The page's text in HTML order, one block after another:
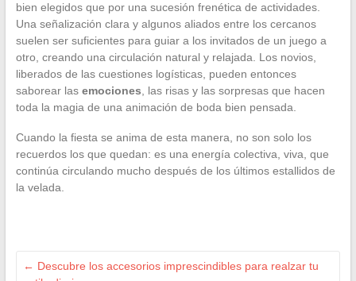
bien elegidos que por una sucesión frenética de actividades.
Una señalización clara y algunos aliados entre los cercanos
suelen ser suficientes para guiar a los invitados de un juego a
otro, creando una circulación natural y relajada. Los novios,
liberados de las cuestiones logísticas, pueden entonces
saborear las emociones, las risas y las sorpresas que hacen
toda la magia de una animación de boda bien pensada.
Cuando la fiesta se anima de esta manera, no son solo los
recuerdos los que quedan: es una energía colectiva, viva, que
continúa circulando mucho después de los últimos estallidos de
la velada.
← Descubre los accesorios imprescindibles para realzar tu